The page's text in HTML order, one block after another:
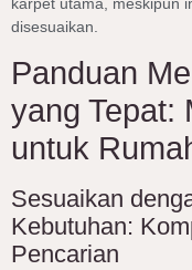
disesuaikan.
Panduan
yang Tepat:
untuk
Sesuaikan
Kebutuhan:
Pencarian